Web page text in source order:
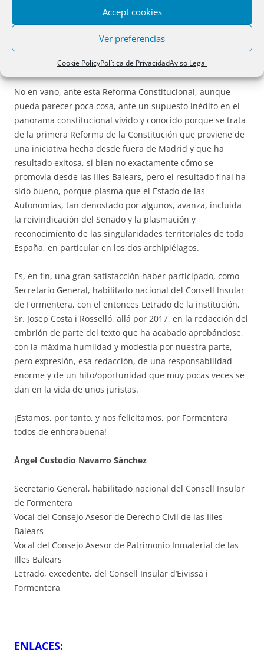
Accept cookies
Ver preferencias
Cookie PolicyPolítica de PrivacidadAviso Legal
humanos, de la pluralidad y de la diversidad constitutiva
innata del Estado, y de los pueblos -constituidos en
nacionalidades y regiones- que lo forman, y como todo ello
comenzó a construirse, y llenarse de contenido, a partir del
14 de abril de 1931.
No en vano, ante esta Reforma Constitucional, aunque
pueda parecer poca cosa, ante un supuesto inédito en el
panorama constitucional vivido y conocido porque se trata
de la primera Reforma de la Constitución que proviene de
una iniciativa hecha desde fuera de Madrid y que ha
resultado exitosa, si bien no exactamente cómo se
promovía desde las Illes Balears, pero el resultado final ha
sido bueno, porque plasma que el Estado de las
Autonomías, tan denostado por algunos, avanza, incluida
la reivindicación del Senado y la plasmación y
reconocimiento de las singularidades territoriales de toda
España, en particular en los dos archipiélagos.
Es, en fin, una gran satisfacción haber participado, como
Secretario General, habilitado nacional del Consell Insular
de Formentera, con el entonces Letrado de la institución,
Sr. Josep Costa i Rosselló, allá por 2017, en la redacción del
embrión de parte del texto que ha acabado aprobándose,
con la máxima humildad y modestia por nuestra parte,
pero expresión, esa redacción, de una responsabilidad
enorme y de un hito/oportunidad que muy pocas veces se
dan en la vida de unos juristas.
¡Estamos, por tanto, y nos felicitamos, por Formentera,
todos de enhorabuena!
Ángel Custodio Navarro Sánchez
Secretario General, habilitado nacional del Consell Insular
de Formentera
Vocal del Consejo Asesor de Derecho Civil de las Illes
Balears
Vocal del Consejo Asesor de Patrimonio Inmaterial de las
Illes Balears
Letrado, excedente, del Consell Insular d’Eivissa i
Formentera
ENLACES: